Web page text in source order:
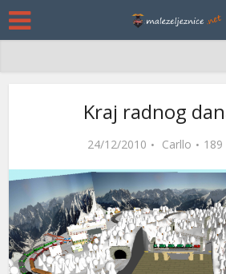
Kraj radnog
24/12/2010 Carllo 189